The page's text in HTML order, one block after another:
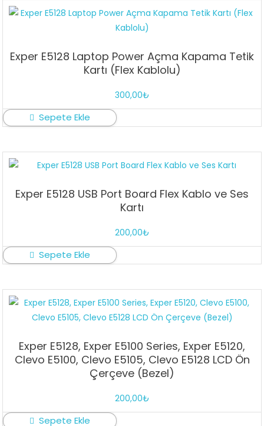
Exper E5128 Laptop Power Açma Kapama Tetik
Kartı (Flex Kablolu)
300,00₺
Sepete Ekle
Exper E5128 USB Port Board Flex Kablo ve Ses
Kartı
200,00₺
Sepete Ekle
Exper E5128, Exper E5100 Series, Exper E5120,
Clevo E5100, Clevo E5105, Clevo E5128 LCD Ön
Çerçeve (Bezel)
200,00₺
Sepete Ekle